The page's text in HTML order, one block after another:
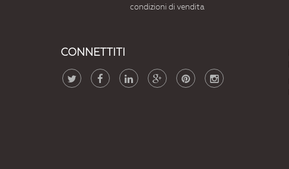
condizioni di vendita
CONNETTITI